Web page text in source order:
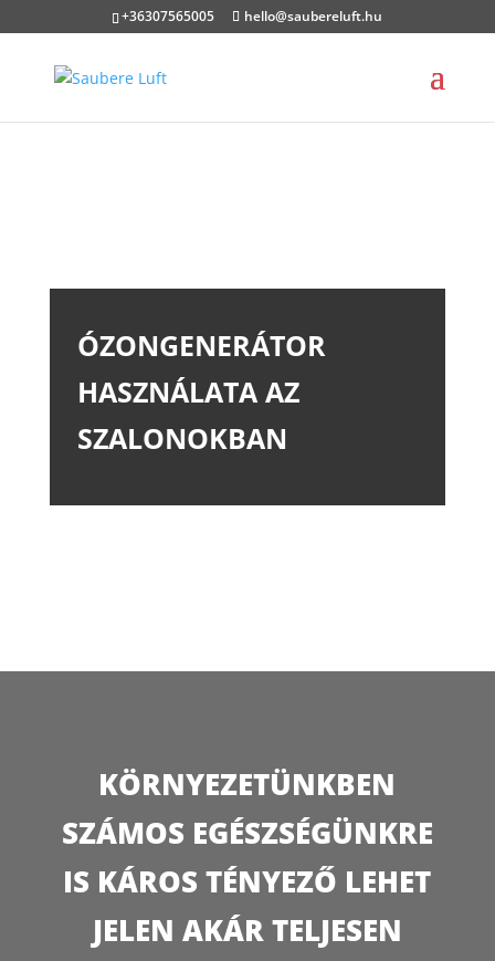
+36307565005 hello@saubereluft.hu
ÓZONGENERÁTOR
HASZNÁLATA AZ
SZALONOKBAN
KÖRNYEZETÜNKBEN
SZÁMOS EGÉSZSÉGÜNKRE
IS KÁROS TÉNYEZŐ LEHET
JELEN AKÁR TELJESEN